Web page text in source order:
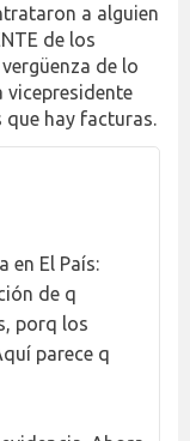
a alguien
de los
de lo
vicepresidente
que hay facturas.
en El País:
de q
porq los
parece q